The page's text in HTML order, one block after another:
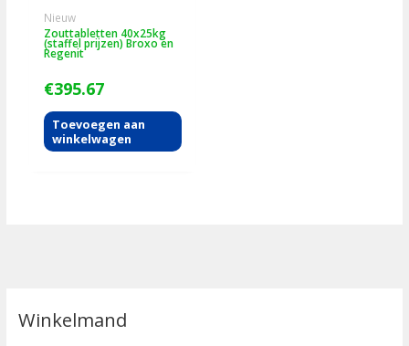
Nieuw
Zouttabletten 40x25kg
(staffel prijzen) Broxo en
Regenit
€395.67
Toevoegen aan
winkelwagen
Winkelmand